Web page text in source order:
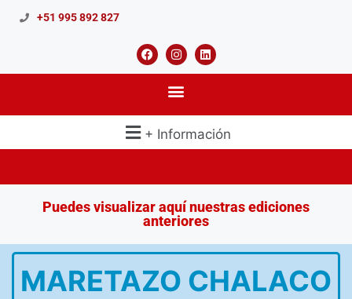
+51 995 892 827
+ Información
Puedes visualizar aquí nuestras ediciones
anteriores
MARETAZO CHALACO